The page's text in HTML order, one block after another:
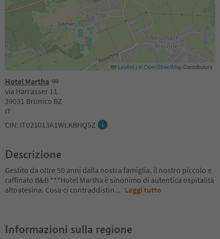
Hotel Martha
via Harrasser 11
39031 Brunico BZ
IT
CIN: IT021013A1WLKBHQ5Z
Leaflet | ©OpenStreetMapContributors
Descrizione
Gestito da oltre 50 anni dalla nostra famiglia, il nostro piccolo e
raffinato B&B ***Hotel Martha è sinonimo di autentica ospitalità
altoatesina. Cosa ci contraddistin... Leggi tutto
Informazioni sulla regione